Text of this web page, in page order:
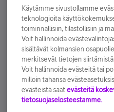
sähköpostiisi.
Tilaa nyt
Käytämme sivustollamme
teknologioita
toiminnallisiin, tilastollisiin ja
Voit hallinnoida
sisältävät kolmansien
merkitsevät tietojen siirtämistä
Voit hallinnoida evästeitä tai
milloin tahansa
evästeistä saat evästeitä
tietosuojaselosteestamme.